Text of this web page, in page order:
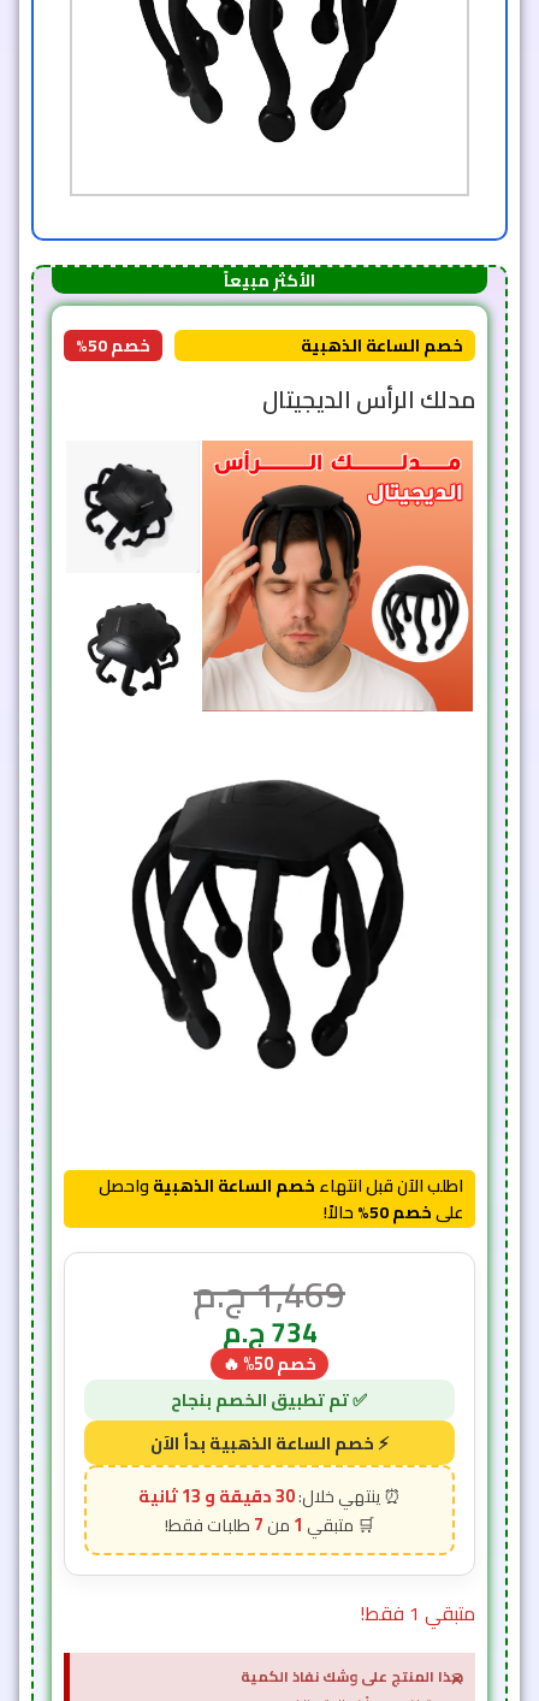
الأكثر مبيعاً
خصم الساعة الذهبية خصم 50%
مدلك الرأس الديجيتال
اطلب الآن قبل انتهاءخصم الساعة الذهبيةواحصل
علىخصم 50% حالاً!
1,469ج.م
734ج.م
خصم 50% 🔥
30 دقيقة و 11 ثانية
1
7
متبقي 1 فقط!
هذا المنتج على وشك نفاذ الكمية
×